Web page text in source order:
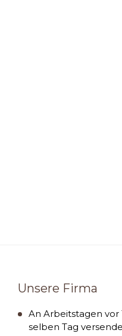
Unsere Firma
An Arbeitstagen vor
selben Tag